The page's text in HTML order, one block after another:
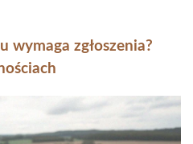
wymaga zgłoszenia?